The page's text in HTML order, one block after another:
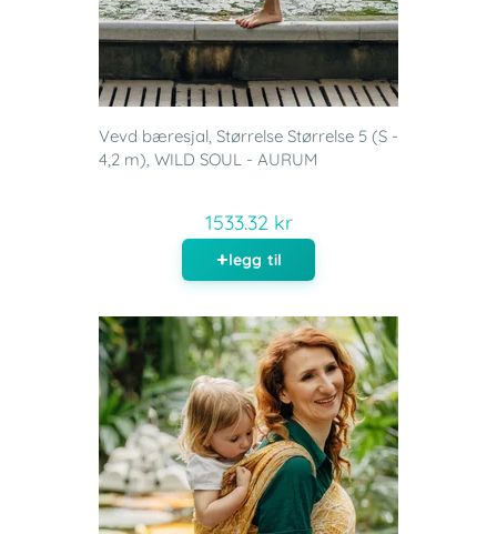
Vevd bæresjal, Størrelse Størrelse 5 (S -
4,2 m), WILD SOUL - AURUM
1533.32 kr
legg til